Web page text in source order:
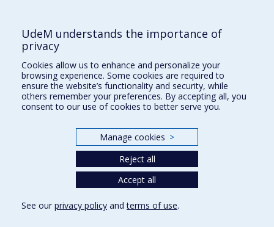
Comment soutenir le Département?
BESOIN D'AIDE?
Plan du site
Signaler une erreur
Accessibilité
Nos départements et écoles
UdeM understands the importance of
privacy
Cookies allow us to enhance and personalize your
browsing experience. Some cookies are required to
ensure the website’s functionality and security, while
others remember your preferences. By accepting all, you
consent to our use of cookies to better serve you.
Manage cookies >
Reject all
Accept all
See our privacy policy andterms of use.